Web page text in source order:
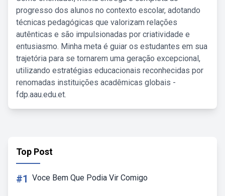
progresso dos alunos no contexto escolar, adotando
técnicas pedagógicas que valorizam relações
autênticas e são impulsionadas por criatividade e
entusiasmo. Minha meta é guiar os estudantes em sua
trajetória para se tornarem uma geração excepcional,
utilizando estratégias educacionais reconhecidas por
renomadas instituições acadêmicas globais -
fdp.aau.edu.et.
Top Post
#1 Voce Bem Que Podia Vir Comigo